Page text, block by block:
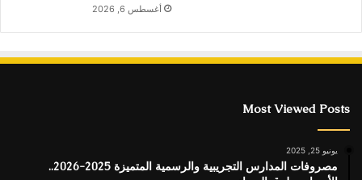
أغسطس 6, 2026
Most Viewed Posts
يونيو 25, 2025
مصروفات المدارس التجريبية والرسمية المتميزة 2025-2026..